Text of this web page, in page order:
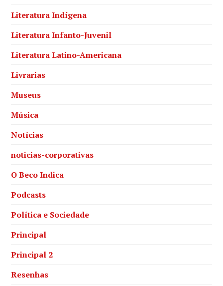
Literatura Indígena
Literatura Infanto-Juvenil
Literatura Latino-Americana
Livrarias
Museus
Música
Notícias
noticias-corporativas
O Beco Indica
Podcasts
Política e Sociedade
Principal
Principal 2
Resenhas